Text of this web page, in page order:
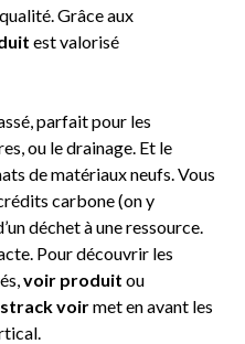
Grâce aux
est valorisé
parfait pour les
ou le drainage. Et le
de matériaux neufs. Vous
carbone (on y
déchet à une ressource.
Pour découvrir les
voir produit ou
voirmet en avant les